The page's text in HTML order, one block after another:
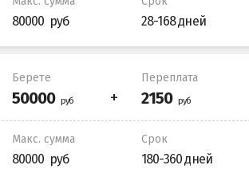
80000 28-168 дней
Берете Переплата
Макс. сумма
80000
Срок
180-360 дней